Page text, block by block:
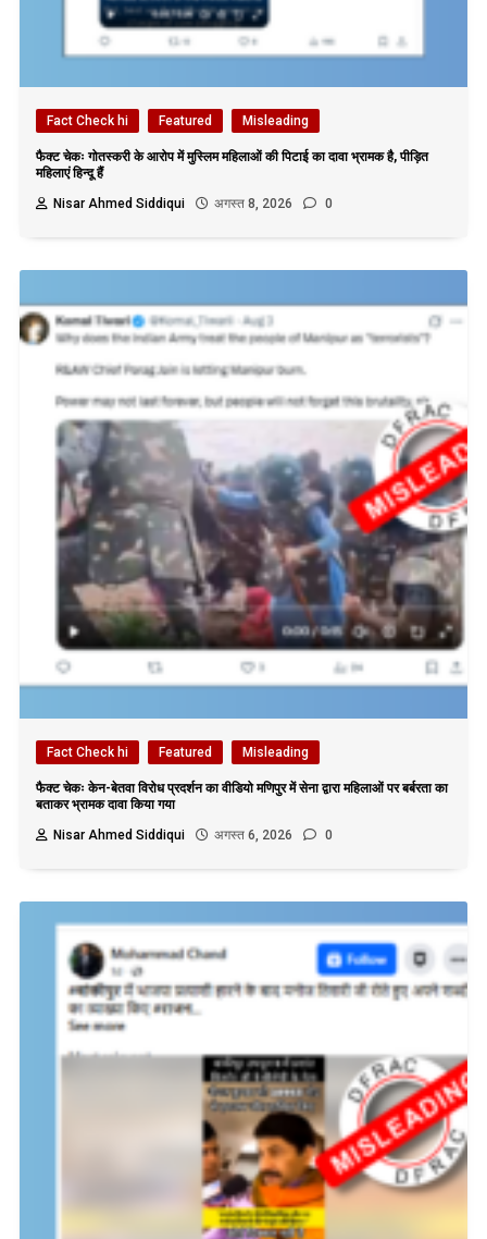
Fact Check hi Featured Misleading
फैक्ट चेकः गोतस्करी के आरोप में मुस्लिम महिलाओं की पिटाई का दावा भ्रामक है, पीड़ित
महिलाएं हिन्दू हैं
Nisar Ahmed Siddiqui
अगस्त 8, 2026 0
Fact Check hi Featured Misleading
फैक्ट चेकः केन-बेतवा विरोध प्रदर्शन का वीडियो मणिपुर में सेना द्वारा महिलाओं पर बर्बरता का
बताकर भ्रामक दावा किया गया
Nisar Ahmed Siddiqui
अगस्त 6, 2026 0